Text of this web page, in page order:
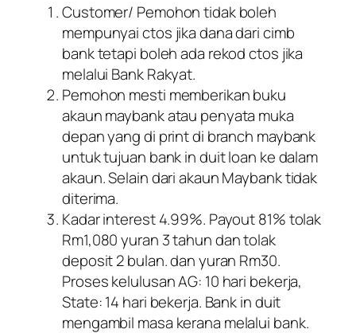
Customer/ Pemohon tidak boleh
mempunyai ctos jika dana dari cimb
bank tetapi boleh ada rekod ctos jika
melalui Bank Rakyat.
Pemohon mesti memberikan buku
akaun maybank atau penyata muka
depan yang di print di branch maybank
untuk tujuan bank in duit loan ke dalam
akaun. Selain dari akaun Maybank tidak
diterima.
Kadar interest 4.99%. Payout 81% tolak
Rm1,080 yuran 3 tahun dan tolak
deposit 2 bulan. dan yuran Rm30.
Proses kelulusan AG: 10 hari bekerja,
State: 14 hari bekerja. Bank in duit
mengambil masa kerana melalui bank.